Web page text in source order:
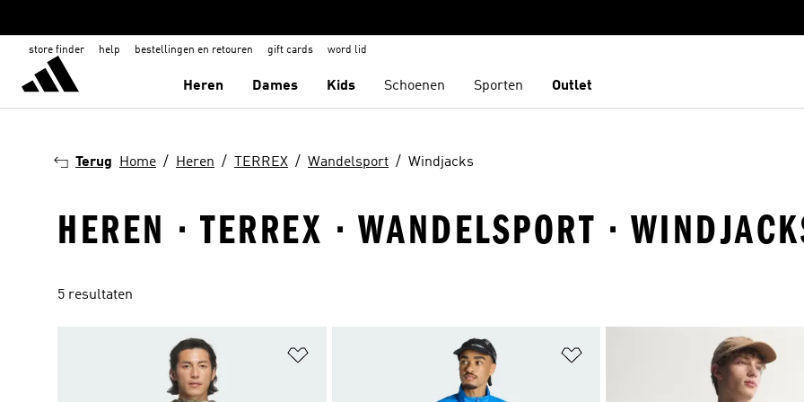
store finder help bestellingen en retouren gift cards word lid
Heren Dames Kids Schoenen Sporten Outlet
Terug Home Heren TERREX Wandelsport Windjacks
HEREN · TERREX · WANDELSPORT ·
5 resultaten
Op verlanglijst zetten